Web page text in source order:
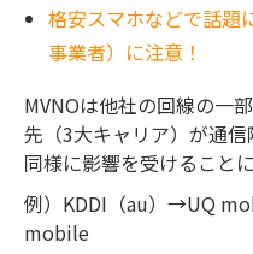
格安スマホなどで話題
事業者）に注意！
MVNOは他社の回線の一
先（3大キャリア）が通
同様に影響を受けることに
例）KDDI（au）→UQ
mobile